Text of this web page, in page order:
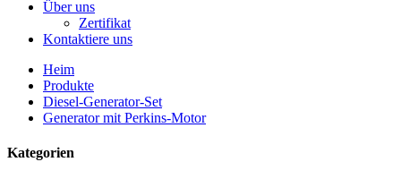
Über uns
Zertifikat
Kontaktiere uns
Heim
Produkte
Diesel-Generator-Set
Generator mit Perkins-Motor
Kategorien